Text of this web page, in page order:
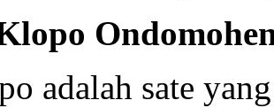
adalah sate